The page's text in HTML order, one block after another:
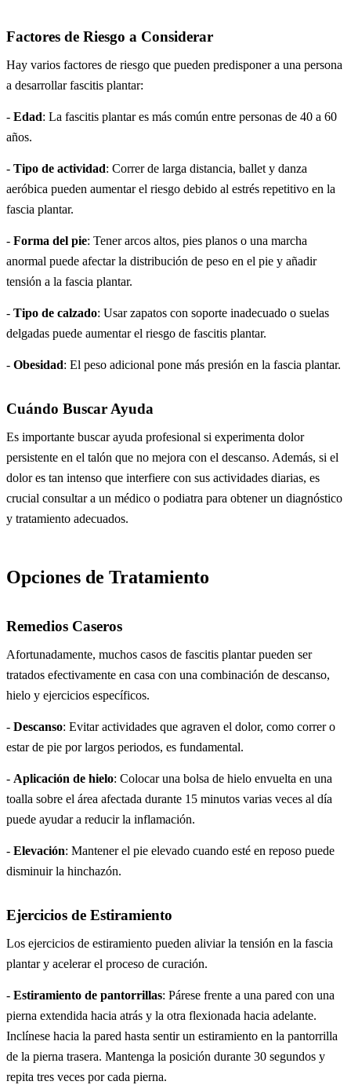
Factores de Riesgo a Considerar
Hay varios factores de riesgo que pueden predisponer a una persona
a desarrollar fascitis plantar:
- Edad: La fascitis plantar es más común entre personas de 40 a 60
años.
- Tipo de actividad: Correr de larga distancia, ballet y danza
aeróbica pueden aumentar el riesgo debido al estrés repetitivo en la
fascia plantar.
- Forma del pie: Tener arcos altos, pies planos o una marcha
anormal puede afectar la distribución de peso en el pie y añadir
tensión a la fascia plantar.
- Tipo de calzado: Usar zapatos con soporte inadecuado o suelas
delgadas puede aumentar el riesgo de fascitis plantar.
- Obesidad: El peso adicional pone más presión en la fascia plantar.
Cuándo Buscar Ayuda
Es importante buscar ayuda profesional si experimenta dolor
persistente en el talón que no mejora con el descanso. Además, si el
dolor es tan intenso que interfiere con sus actividades diarias, es
crucial consultar a un médico o podiatra para obtener un diagnóstico
y tratamiento adecuados.
Opciones de Tratamiento
Remedios Caseros
Afortunadamente, muchos casos de fascitis plantar pueden ser
tratados efectivamente en casa con una combinación de descanso,
hielo y ejercicios específicos.
- Descanso: Evitar actividades que agraven el dolor, como correr o
estar de pie por largos periodos, es fundamental.
- Aplicación de hielo: Colocar una bolsa de hielo envuelta en una
toalla sobre el área afectada durante 15 minutos varias veces al día
puede ayudar a reducir la inflamación.
- Elevación: Mantener el pie elevado cuando esté en reposo puede
disminuir la hinchazón.
Ejercicios de Estiramiento
Los ejercicios de estiramiento pueden aliviar la tensión en la fascia
plantar y acelerar el proceso de curación.
- Estiramiento de pantorrillas: Párese frente a una pared con una
pierna extendida hacia atrás y la otra flexionada hacia adelante.
Inclínese hacia la pared hasta sentir un estiramiento en la pantorrilla
de la pierna trasera. Mantenga la posición durante 30 segundos y
repita tres veces por cada pierna.